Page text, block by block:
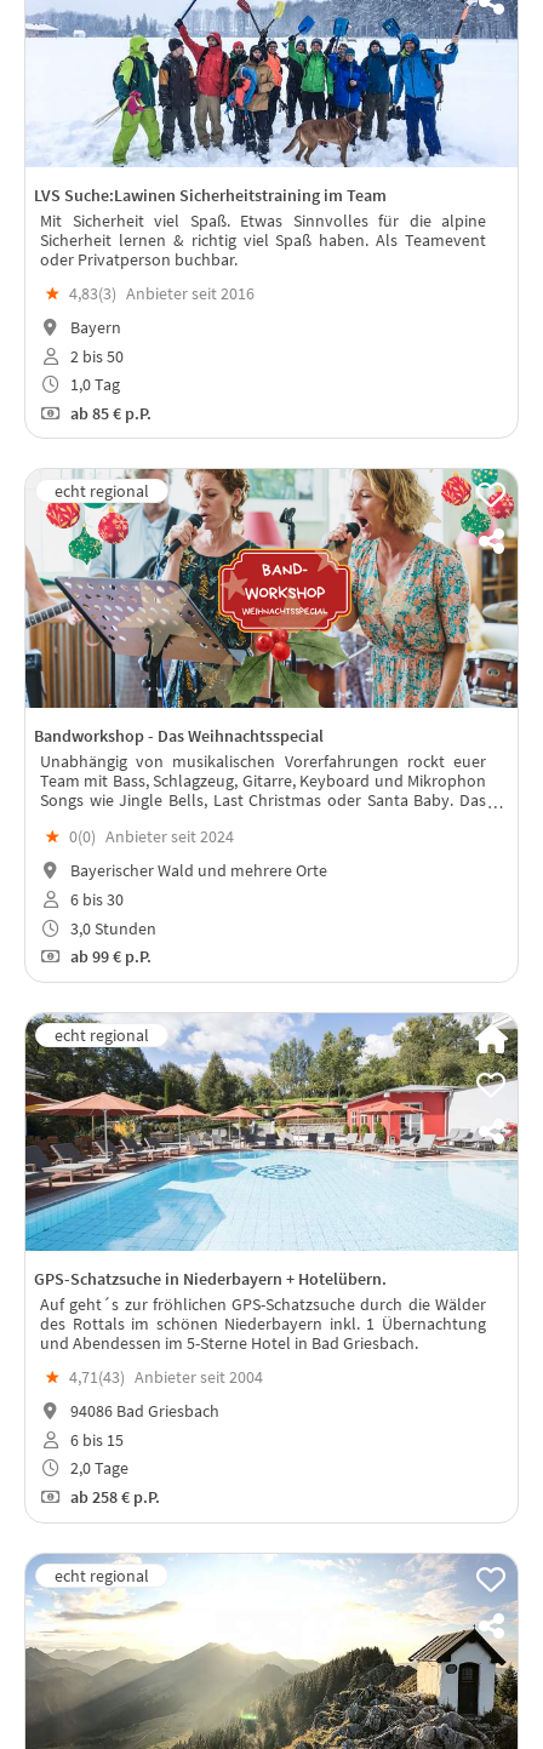
LVS Suche:Lawinen Sicherheitstraining im Team
Mit Sicherheit viel Spaß. Etwas Sinnvolles für die alpine
Sicherheit lernen & richtig viel Spaß haben. Als Teamevent
oder Privatperson buchbar.
★ 4,83(3) Anbieter seit 2016
Bayern
2 bis 50
1,0 Tag
ab85 € p.P.
Bandworkshop - Das Weihnachtsspecial
Unabhängig von musikalischen Vorerfahrungen rockt euer
Team mit Bass, Schlagzeug, Gitarre, Keyboard und Mikrophon
Songs wie Jingle Bells, Last Christmas oder Santa Baby. Das
★ 0(0) Anbieter seit 2024
Bayerischer Wald und mehrere Orte
6 bis 30
3,0 Stunden
ab99 € p.P.
GPS-Schatzsuche in Niederbayern + Hotelübern.
Auf geht´s zur fröhlichen GPS-Schatzsuche durch die Wälder
des Rottals im schönen Niederbayern inkl. 1 Übernachtung
und Abendessen im 5-Sterne Hotel in Bad Griesbach.
★ 4,71(43) Anbieter seit 2004
94086 Bad Griesbach
6 bis 15
2,0 Tage
ab258 € p.P.